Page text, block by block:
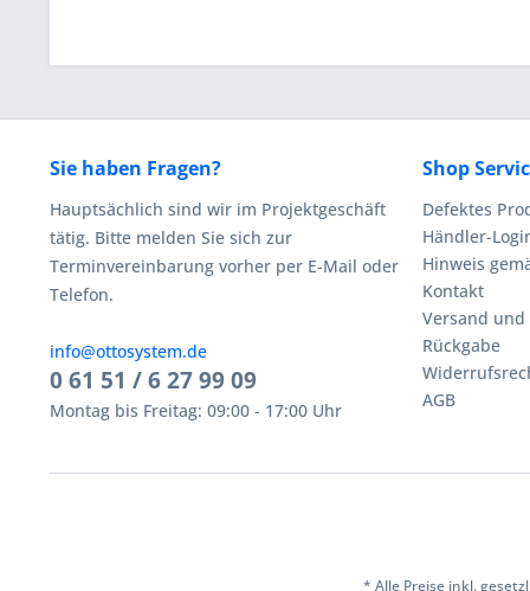
Sie haben Fragen?
Hauptsächlich sind wir im Projektgeschäft
tätig. Bitte melden Sie sich zur
Terminvereinbarung vorher per E-Mail oder
Telefon.
info@ottosystem.de
0 61 51 / 6 27 99 09
Montag bis Freitag: 09:00 - 17:00 Uhr
Shop
Defektes
Händler-
Hinweis
Kontakt
Versand
Rückgabe
AGB
* Alle Preise inkl.